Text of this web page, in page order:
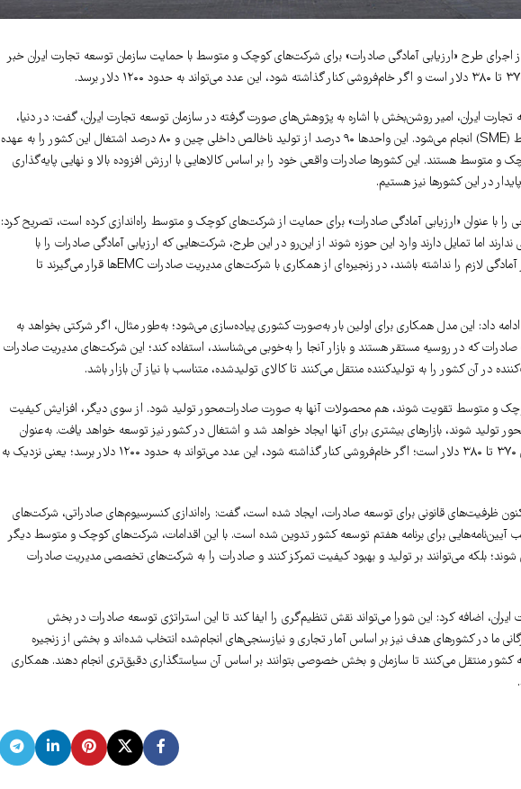
اجرای طرح «ارزیابی آمادگی صادرات» برای شرکت‌های کوچک و متوسط با حمایت سازمان توسعه تجارت ایران خبر
تجارت ایران، امیر روشن‌بخش با اشاره به پژوهش‌های صورت گرفته در سازمان توسعه تجارت ایران، گفت: در دنیا،
به‌ویژه در چین، ۶۰ درصد صادرات توسط واحدهای کوچک و متوسط (SME) انجام می‌شود. این واحدها ۹۰ درصد از تولید ناخالص داخلی چین و ۸۰ درصد اشتغال این کشور را به عهده
مانند آلمان نیز ۹۹ درصد شرکت‌ها کوچک و متوسط‌ هستند. این کشورها صادرات واقعی خود را بر اساس کالاهایی با ارزش افزوده بالا و نهایی پایه‌گذاری
در این کشورها نیز هستیم.
را با عنوان «ارزیابی آمادگی صادرات» برای حمایت از شرکت‌های کوچک و متوسط راه‌اندازی کرده است، تصریح کرد:
اما تمایل دارند وارد این حوزه شوند از این‌رو در این طرح، شرکت‌هایی که ارزیابی آمادگی صادرات را با
موفقیت پشت سر بگذارند، می‌توانند وارد بازار صادراتی شوند و اگر آمادگی لازم را نداشته باشند، در زنجیره‌ای از همکاری با شرکت‌های مدیریت صادرات EMCها قرار می‌گیرند تا
داد: این مدل همکاری برای اولین بار به‌صورت کشوری پیاده‌سازی می‌شود؛ به‌طور مثال، اگر شرکتی بخواهد به
که در روسیه مستقر هستند و بازار آنجا را به‌خوبی می‌شناسند، استفاده کند؛ این شرکت‌های مدیریت صادرات
در آن کشور را به تولیدکننده منتقل می‌کنند تا کالای تولیدشده، متناسب با نیاز آن بازار باشد.
و متوسط تقویت شوند، هم محصولات آنها به صورت صادرات‌محور تولید شود. از سوی دیگر، افزایش کیفیت
تولید شوند، بازارهای بیشتری برای آنها ایجاد خواهد شد و اشتغال در کشور نیز توسعه خواهد یافت. به‌عنوان
مثال، در حال حاضر متوسط ارزش هر تن کالای صادراتی ایران بین ۳۷۰ تا ۳۸۰ دلار است؛ اگر خام‌فروشی کنار گذاشته شود، این عدد می‌تواند به حدود ۱۲۰۰ دلار برسد؛ یعنی نزدیک به
ظرفیت‌های قانونی برای توسعه صادرات، ایجاد شده است، گفت: راه‌اندازی کنسرسیوم‌های صادراتی، شرکت‌های
برای برنامه هفتم توسعه کشور تدوین شده است. با این اقدامات، شرکت‌های کوچک و متوسط دیگر
شوند؛ بلکه می‌توانند بر تولید و بهبود کیفیت تمرکز کنند و صادرات را به شرکت‌های تخصصی مدیریت صادرات
ایران، اضافه کرد: این شورا می‌تواند نقش تنظیم‌گری را ایفا کند تا این استراتژی توسعه صادرات در بخش
ما در کشورهای هدف نیز بر اساس آمار تجاری و نیازسنجی‌های انجام‌شده انتخاب شده‌اند و بخشی از زنجیره
کشور منتقل می‌کنند تا سازمان و بخش خصوصی بتوانند بر اساس آن سیاستگذاری دقیق‌تری انجام دهند. همکاری